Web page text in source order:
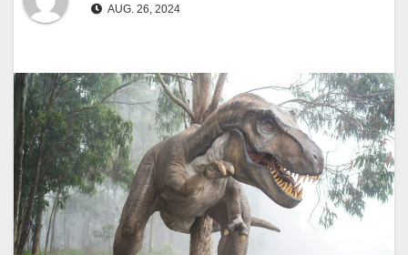
AUG. 26, 2024